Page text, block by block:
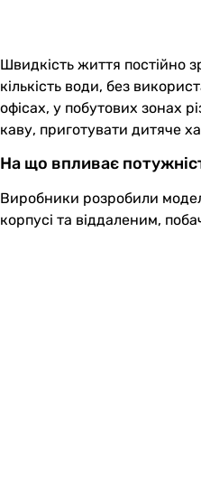
Швидкість життя постійно
кількість води, без
офісах, у побутових зонах
каву, приготувати дитяче
На що впливає
Виробники розробили
корпусі та віддаленим,